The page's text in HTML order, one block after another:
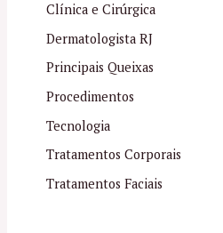
Clínica e Cirúrgica
Dermatologista RJ
Principais Queixas
Procedimentos
Tecnologia
Tratamentos Corporais
Tratamentos Faciais